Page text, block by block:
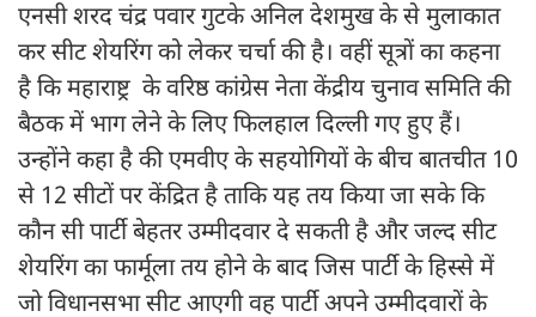
एनसी शरद चंद्र पवार गुटके अनिल देशमुख के से मुलाकात
कर सीट शेयरिंग को लेकर चर्चा की है। वहीं सूत्रों का कहना
है कि महाराष्ट्र के वरिष्ठ कांग्रेस नेता केंद्रीय चुनाव समिति की
बैठक में भाग लेने के लिए फिलहाल दिल्ली गए हुए हैं।
उन्होंने कहा है की एमवीए के सहयोगियों के बीच बातचीत 10
से 12 सीटों पर केंद्रित है ताकि यह तय किया जा सके कि
कौन सी पार्टी बेहतर उम्मीदवार दे सकती है और जल्द सीट
शेयरिंग का फार्मूला तय होने के बाद जिस पार्टी के हिस्से में
जो विधानसभा सीट आएगी वह पार्टी अपने उम्मीदवारों के